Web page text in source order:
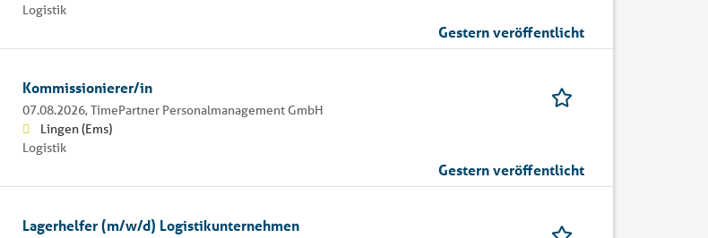
Logistik
Gestern veröffentlicht
Kommissionierer/in
07.08.2026,TimePartner Personalmanagement GmbH
Lingen (Ems)
Logistik
Gestern veröffentlicht
Lagerhelfer (m/w/d) Logistikunternehmen